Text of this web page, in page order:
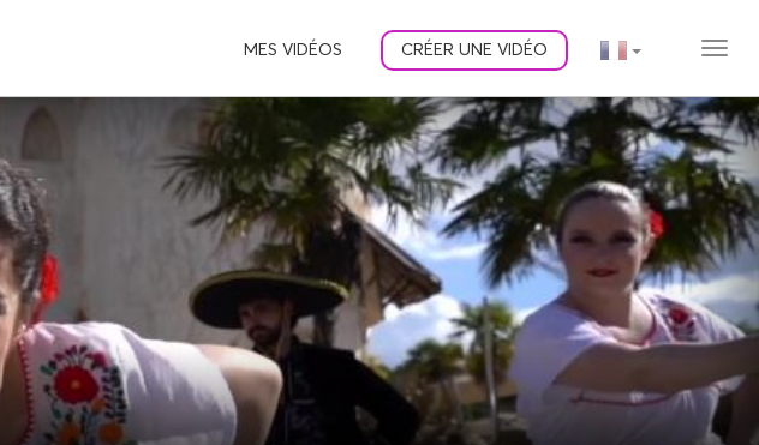
MES VIDÉOS CRÉER UNE VIDÉO